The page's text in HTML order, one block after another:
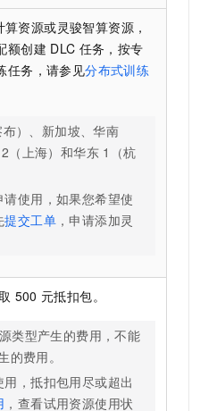
资源或灵骏智算资源，
额创建 DLC 任务，按专
任务，请参见分布式训练
）、新加坡、华南
2（上海）和华东 1（杭
使用，如果您希望使
提交工单 ，申请添加灵
500 元抵扣包。
类型产生的费用，不能
的费用。
，抵扣包用尽或超出
，查看试用资源使用状